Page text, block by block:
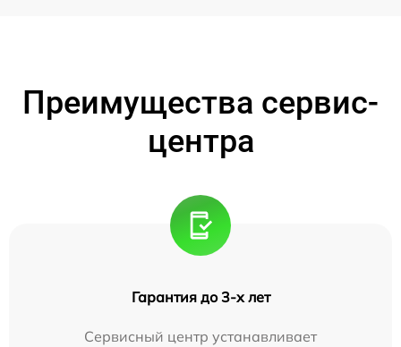
Преимущества сервис-
центра
Гарантия до 3-х лет
Сервисный центр устанавливает